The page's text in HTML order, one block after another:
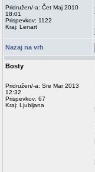
Pridružen/-a: Čet Maj 2010
18:01
Prispevkov: 1122
Kraj: Lenart
Nazaj na vrh
Bosty
Pridružen/-a: Sre Mar 2013
12:32
Prispevkov: 67
Kraj: Ljubljana